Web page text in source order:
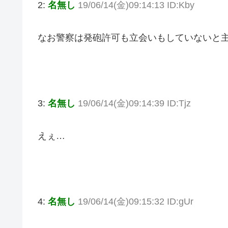
2: 名無し 19/06/14(金)09:14:13 ID:Kby
なお警察は発砲許可も立会いもしていないと
3: 名無し 19/06/14(金)09:14:39 ID:Tjz
えぇ…
4: 名無し 19/06/14(金)09:15:32 ID:gUr